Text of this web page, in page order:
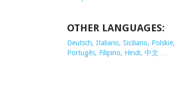
OTHER LANGUAGES:
Deutsch, Italiano, Siciliano, Polskie,
Portugês, Filipino, Hindi, 中文 …